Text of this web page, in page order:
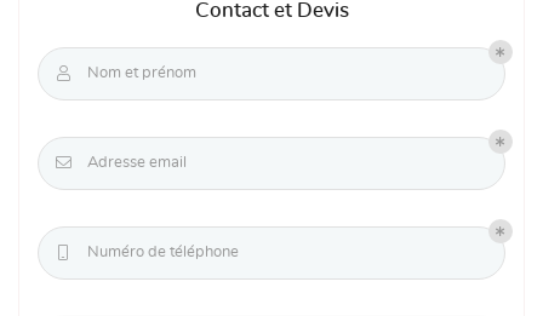
Contact et Devis
 Nom et prénom
 Adresse email
Numéro de téléphone